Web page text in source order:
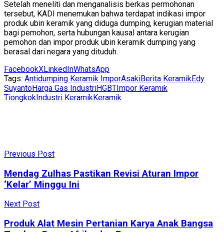
Setelah meneliti dan menganalisis berkas permohonan
tersebut, KADI menemukan bahwa terdapat indikasi impor
produk ubin keramik yang diduga dumping, kerugian material
bagi pemohon, serta hubungan kausal antara kerugian
pemohon dan impor produk ubin keramik dumping yang
berasal dari negara yang dituduh.
FacebookXLinkedInWhatsApp
Tags: Antidumping Keramik ImporAsakiBerita KeramikEdy
SuyantoHarga Gas IndustriHGBTImpor Keramik
TiongkokIndustri KeramikKeramik
Previous Post
Mendag Zulhas Pastikan Revisi Aturan Impor
‘Kelar’ Minggu Ini
Next Post
Produk Alat Mesin Pertanian Karya Anak Bangsa